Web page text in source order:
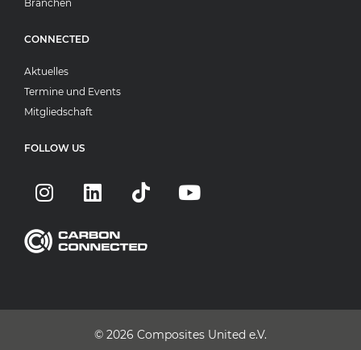
Branchen
CONNECTED
Aktuelles
Termine und Events
Mitgliedschaft
FOLLOW US
© 2026 Composites United e.V.